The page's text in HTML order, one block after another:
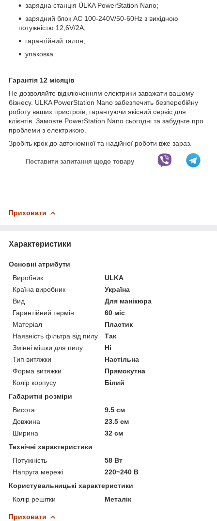
зарядна станція ÜLKA PowerStation Nano;
зарядний блок AC 100-240V/50-60Hz з вихідною
потужністю 12,6V/2А;
гарантійний талон;
упаковка.
Гарантія 12 місяців
Не дозволяйте відключенням електрики заважати вашому
бізнесу. ULKA PowerStation Nano забезпечить безперебійну
роботу ваших пристроїв, гарантуючи якісний сервіс для
клієнтів. Замовте PowerStation Nano сьогодні та забудьте про
проблеми з електрикою.
Зробіть крок до автономної та надійної роботи вже зараз.
Поставити запитання щодо товару
Приховати
Характеристики
Основні атрибути
Виробник
ULKA
Країна виробник
Україна
Вид
Для манікюра
Гарантійний термін
60 міс
Матеріал
Пластик
Наявність фільтра від пилу
Так
Змінні мішки для пилу
Ні
Тип витяжки
Настільна
Форма витяжки
Прямокутна
Колір корпусу
Білий
Габаритні розміри
Висота
9.5 см
Довжина
23.5 см
Ширина
32 см
Технічні характеристики
Потужність
58 Вт
Напруга мережі
220~240 В
Користувальницькі характеристики
Колір решітки
Металік
Приховати